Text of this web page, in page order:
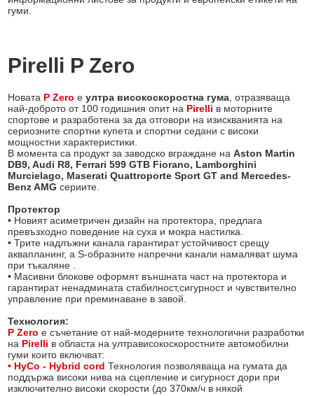
гуми.
Pirelli P Zero
Новата P Zero еултра високоскоростна гума, отразяваща
най-доброто от 100 годишния опит на Pirelli в моторните
спортове и разработена за да отговори на изискванията на
сериозните спортни купета и спортни седани с високи
мощностни характеристики.
В момента са продукт за заводско вграждане наAston Martin
DB9, Audi R8, Ferrari 599 GTB Fiorano, Lamborghini
Murcielago, Maserati Quattroporte Sport GT and Mercedes-
Benz AMG сериите.
Протектор
• Новият асиметричен дизайн на протектора, предлага
превъзхoдно поведение на суха и мокра настилка.
• Трите надлъжни канала гарантират устойчивост срещу
аквапланинг, а S-образните напречни канали намаляват шума
при тъкаляне .
• Масивни блокове оформят външната част на протектора и
гарантират ненадмината стабилност,сигурност и чувствително
управление при преминаване в завой.
Технология:
P Zero е съчетание от най-модерните технологични разработки
на Pirelli в областа на ултрависокоскоростните автомобилни
гуми които включват:
• HyCo - Hybrid cord Технология позволяваща на гумата да
поддържа високи нива на сцепление и сигурност дори при
изключително високи скорости (до 370км/ч в някой